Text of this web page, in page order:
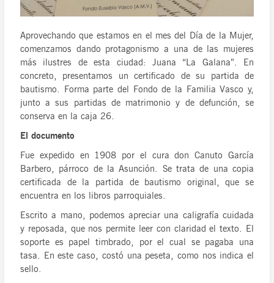
Aprovechando que estamos en el mes del Día de la Mujer,
comenzamos dando protagonismo a una de las mujeres
más ilustres de esta ciudad: Juana “La Galana”. En
concreto, presentamos un certificado de su partida de
bautismo. Forma parte del Fondo de la Familia Vasco y,
junto a sus partidas de matrimonio y de defunción, se
conserva en la caja 26.
El documento
Fue expedido en 1908 por el cura don Canuto García
Barbero, párroco de la Asunción. Se trata de una copia
certificada de la partida de bautismo original, que se
encuentra en los libros parroquiales.
Escrito a mano, podemos apreciar una caligrafía cuidada
y reposada, que nos permite leer con claridad el texto. El
soporte es papel timbrado, por el cual se pagaba una
tasa. En este caso, costó una peseta, como nos indica el
sello.